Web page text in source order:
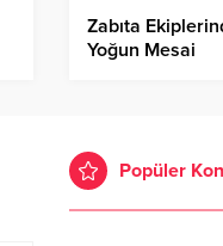
Zabıta
Yoğun Mesai
Popüler